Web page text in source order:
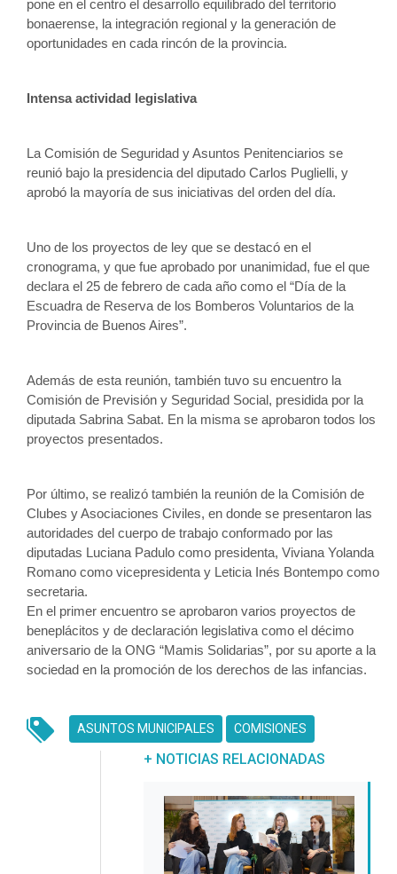
pone en el centro el desarrollo equilibrado del territorio
bonaerense, la integración regional y la generación de
oportunidades en cada rincón de la provincia.
Intensa actividad legislativa
La Comisión de Seguridad y Asuntos Penitenciarios se
reunió bajo la presidencia del diputado Carlos Puglielli, y
aprobó la mayoría de sus iniciativas del orden del día.
Uno de los proyectos de ley que se destacó en el
cronograma, y que fue aprobado por unanimidad, fue el que
declara el 25 de febrero de cada año como el “Día de la
Escuadra de Reserva de los Bomberos Voluntarios de la
Provincia de Buenos Aires”.
Además de esta reunión, también tuvo su encuentro la
Comisión de Previsión y Seguridad Social, presidida por la
diputada Sabrina Sabat. En la misma se aprobaron todos los
proyectos presentados.
Por último, se realizó también la reunión de la Comisión de
Clubes y Asociaciones Civiles, en donde se presentaron las
autoridades del cuerpo de trabajo conformado por las
diputadas Luciana Padulo como presidenta, Viviana Yolanda
Romano como vicepresidenta y Leticia Inés Bontempo como
secretaria.
En el primer encuentro se aprobaron varios proyectos de
beneplácitos y de declaración legislativa como el décimo
aniversario de la ONG “Mamis Solidarias”, por su aporte a la
sociedad en la promoción de los derechos de las infancias.
ASUNTOS MUNICIPALES
UNREAD MESSAGES
COMISIONES
UNREAD MESSAGES
+ NOTICIAS RELACIONADAS